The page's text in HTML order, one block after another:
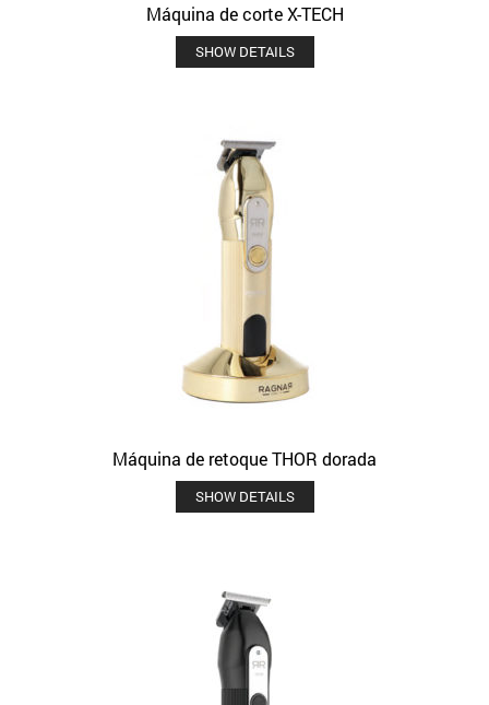
Máquina de corte X-TECH
SHOW DETAILS
Máquina de retoque THOR dorada
SHOW DETAILS